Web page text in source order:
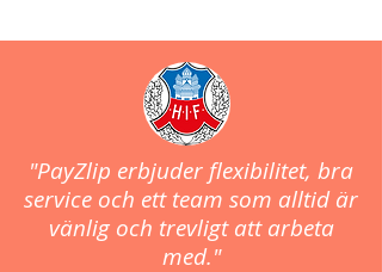
"PayZlip erbjuder flexibilitet, bra
service och ett team som alltid är
vänlig och trevligt att arbeta
med."